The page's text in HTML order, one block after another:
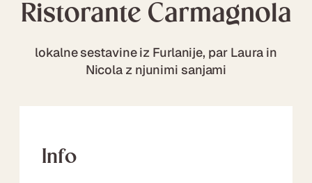
Ristorante Carmagnola
lokalne sestavine iz Furlanije, par Laura in
Nicola z njunimi sanjami
Info